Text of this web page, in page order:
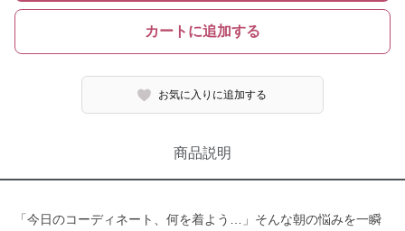
カートに追加する
お気に入りに追加する
商品説明
「今日のコーディネート、何を着よう…」そんな朝の悩みを一瞬